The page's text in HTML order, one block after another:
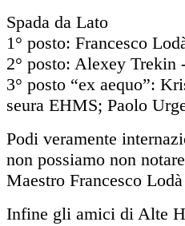
Spada da Lato
1° posto: Francesco
2° posto: Alexey
3° posto “ex aequo”:
seura EHMS; Paolo
Podi veramente
non possiamo non
Maestro Francesco
Infine gli amici di Alte